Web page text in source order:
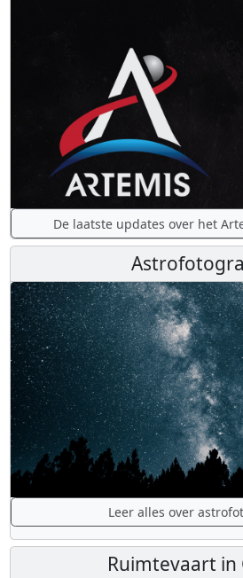
De laatste updates over het
Leer alles over
Ruimtevaart in